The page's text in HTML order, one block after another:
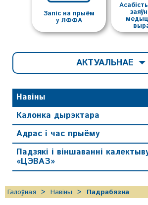
Запіс на прыём
у ЛФФА
Навіны
Калонка дырэктара
Адрас і час прыёму
Падзякі і віншаванні
«ЦЭВАЗ»
АКТУАЛЬНАЕ
Галоўная Навіны
Падрабязна